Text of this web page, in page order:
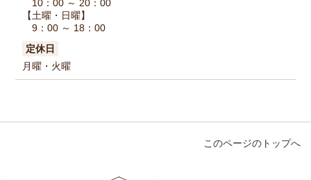
10：00 ～ 20：00
【土曜・日曜】
9：00 ～ 18：00
定休日
月曜・火曜
このページのトップへ